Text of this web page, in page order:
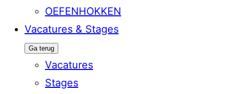
OEFENHOKKEN
Vacatures & Stages
Ga terug
Vacatures
Stages